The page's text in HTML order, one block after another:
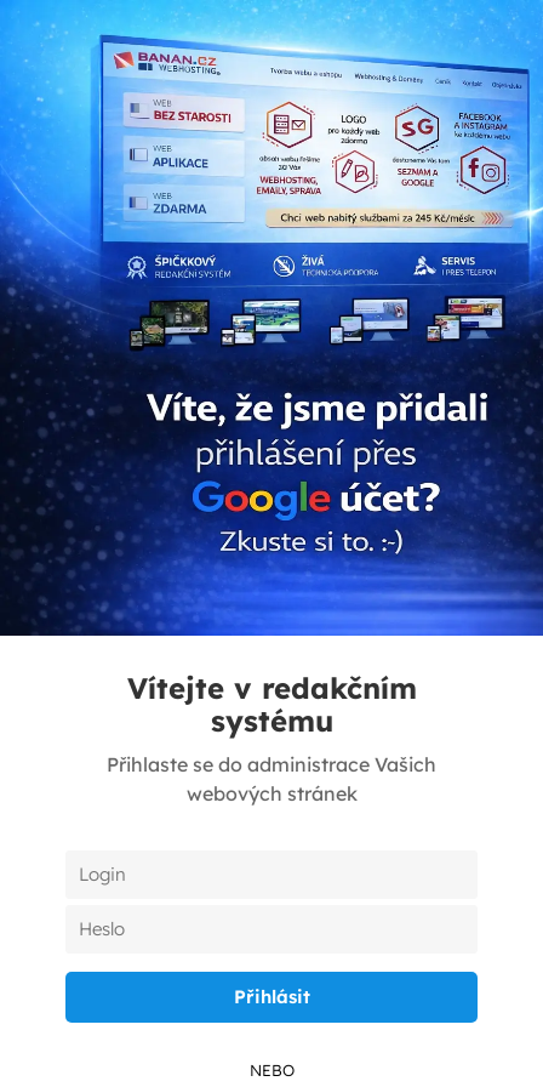
Vítejte v redakčním
systému
Přihlaste se do administrace Vašich
webových stránek
NEBO